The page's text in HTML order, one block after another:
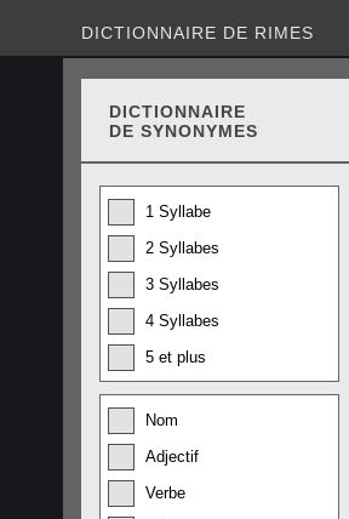
DICTIONNAIRE DE RIMES
DICTIONNAIRE
DE SYNONYMES
1 Syllabe
2 Syllabes
3 Syllabes
4 Syllabes
5 et plus
Nom
Adjectif
Verbe